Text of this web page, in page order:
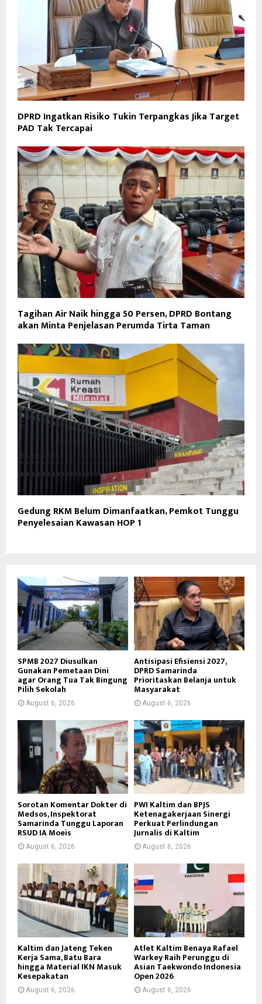
DPRD Ingatkan Risiko Tukin Terpangkas Jika Target
PAD Tak Tercapai
Tagihan Air Naik hingga 50 Persen, DPRD Bontang
akan Minta Penjelasan Perumda Tirta Taman
Gedung RKM Belum Dimanfaatkan, Pemkot Tunggu
Penyelesaian Kawasan HOP 1
SPMB 2027 Diusulkan
Gunakan Pemetaan Dini
agar Orang Tua Tak Bingung
Pilih Sekolah
August 6, 2026
Antisipasi Efisiensi 2027,
DPRD Samarinda
Prioritaskan Belanja untuk
Masyarakat
August 6, 2026
Sorotan Komentar Dokter di
Medsos, Inspektorat
Samarinda Tunggu Laporan
RSUD IA Moeis
August 6, 2026
PWI Kaltim dan BPJS
Ketenagakerjaan Sinergi
Perkuat Perlindungan
Jurnalis di Kaltim
August 6, 2026
Kaltim dan Jateng Teken
Kerja Sama, Batu Bara
hingga Material IKN Masuk
Kesepakatan
August 6, 2026
Atlet Kaltim Benaya Rafael
Warkey Raih Perunggu di
Asian Taekwondo Indonesia
Open 2026
August 6, 2026